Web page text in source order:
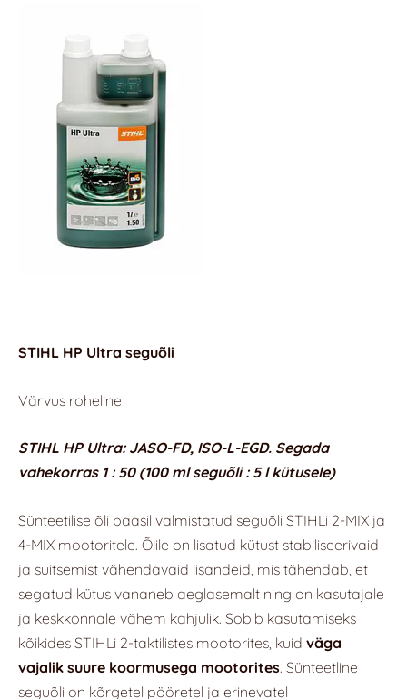
STIHL HP Ultra seguõli
Värvus roheline
STIHL HP Ultra: JASO-FD, ISO-L-EGD. Segada
vahekorras 1 : 50 (100 ml seguõli : 5 l kütusele)
Sünteetilise õli baasil valmistatud seguõli STIHLi 2-MIX ja
4-MIX mootoritele. Õlile on lisatud kütust stabiliseerivaid
ja suitsemist vähendavaid lisandeid, mis tähendab, et
segatud kütus vananeb aeglasemalt ning on kasutajale
ja keskkonnale vähem kahjulik. Sobib kasutamiseks
kõikides STIHLi 2-taktilistes mootorites, kuid väga
vajalik suure koormusega mootorites. Sünteetline
seguõli on kõrgetel pööretel ja erinevatel